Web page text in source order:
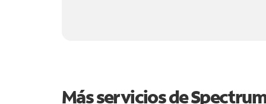
Más servicios de